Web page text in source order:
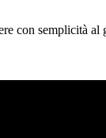
con semplicità